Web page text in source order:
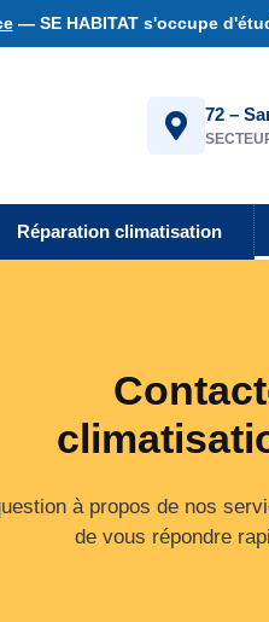
— SE HABITAT s'occupe
72 –
Réparation climatisation
à propos de nos
de vous répondre